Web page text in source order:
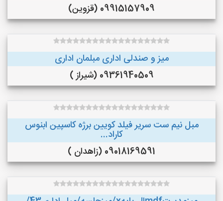
09915157909 (قزوین)
میز و صندلی اداری مبلمان اداری
09361940509 (شیراز )
مبل نیم ست سریر فیلد کویین برژه کاسپین ابنوس
کاراد...
09018169591 (زاهدان )